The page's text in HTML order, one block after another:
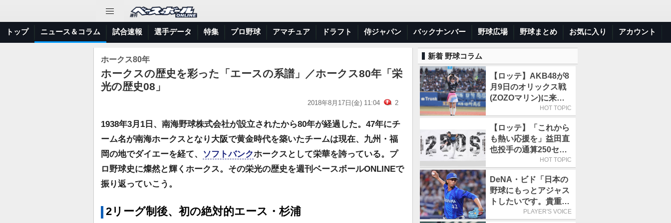
トップ ニュース＆コラム 試合速報 選手データ 特集 プロ野球 アマチュア ドラフト 侍ジャパン バックナンバー 野球広場 野球まとめ お気に入り アカウント
ホークス80年
ホークスの歴史を彩った「エースの系譜」／ホークス80年「栄
光の歴史08」
2018年8月17日(金) 11:04 2
1938年3月1日、南海野球株式会社が設立されたから80年が経過した。47年にチ
ーム名が南海ホークスとなり大阪で黄金時代を築いたチームは現在、九州・福
岡の地でダイエーを経て、
ソフトバンクホークスとして栄華を誇っている。プ
ロ野球史に燦然と輝くホークス。その栄光の歴史を週刊ベースボールONLINEで
振り返っていこう。
2リーグ制後、初の絶対的エース・杉浦
新着 野球コラム
【ロッテ】AKB48が8
月9日のオリックス戦
(ZOZOマリン)に来場
／佐藤綺星「一番の思
HOT TOPIC
【ロッテ】「これから
も熱い応援を」益田直
也投手の通算250セー
ブ記念グッズ第2弾が
HOT TOPIC
DeNA・ビド「日本の
野球にもっとアジャス
トしたいです。貴重な
経験になると思いま
PLAYER'S VOICE